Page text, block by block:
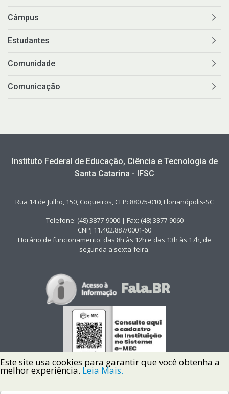
Câmpus
Estudantes
Comunidade
Comunicação
Instituto Federal de Educação, Ciência e Tecnologia de
Santa Catarina - IFSC
Rua 14 de Julho, 150, Coqueiros, CEP: 88075-010, Florianópolis-SC
Telefone: (48) 3877-9000 | Fax: (48) 3877-9060
CNPJ 11.402.887/0001-60
Horário de funcionamento: das 8h às 12h e das 13h às 17h, de
segunda a sexta-feira.
Este site usa cookies para garantir que você obtenha a
melhor experiência. Leia Mais.